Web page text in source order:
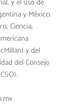
y México.
Ciencia,
y del
del Consejo